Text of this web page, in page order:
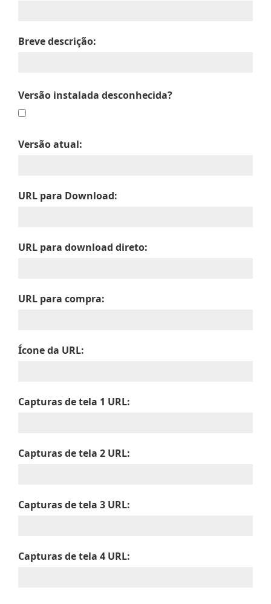
Breve descrição:
Versão instalada desconhecida?
Versão atual:
URL para Download:
URL para download direto:
URL para compra:
Ícone da URL:
Capturas de tela 1 URL:
Capturas de tela 2 URL:
Capturas de tela 3 URL:
Capturas de tela 4 URL: